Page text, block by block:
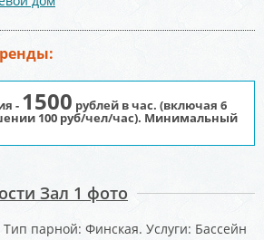
- 1500 рублей в час. (включая 6
100 руб/чел/час). Минимальный
Зал 1 фото
парной: Финская. Услуги: Бассейн